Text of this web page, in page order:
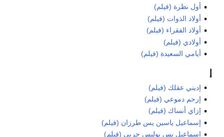
أول نظرة (فيلم)
أولاد الذوات (فيلم)
أولاد الفقراء (فيلم)
أولادي (فيلم)
أيامي السعيدة (فيلم)
إ
إديني عقلك (فيلم)
إرحم دموعي (فيلم)
إزاي أنساك (فيلم)
إسماعيل ياسين يس طرزان (فيلم)
إسماعيل يس بوليس حربي (فيلم)